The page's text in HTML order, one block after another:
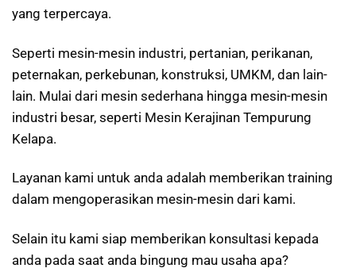
yang terpercaya.
Seperti mesin-mesin industri, pertanian, perikanan,
peternakan, perkebunan, konstruksi, UMKM, dan lain-
lain. Mulai dari mesin sederhana hingga mesin-mesin
industri besar, seperti Mesin Kerajinan Tempurung
Kelapa.
Layanan kami untuk anda adalah memberikan training
dalam mengoperasikan mesin-mesin dari kami.
Selain itu kami siap memberikan konsultasi kepada
anda pada saat anda bingung mau usaha apa?